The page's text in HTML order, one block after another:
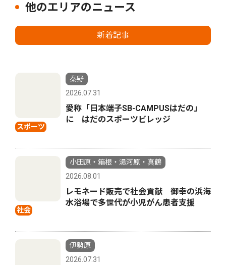
他のエリアのニュース
新着記事
スポーツ
秦野
2026.07.31
愛称「日本端子SB-CAMPUSはだの」
に はだのスポーツビレッジ
社会
小田原・箱根・湯河原・真鶴
2026.08.01
レモネード販売で社会貢献 御幸の浜海
水浴場で多世代が小児がん患者支援
伊勢原
2026.07.31